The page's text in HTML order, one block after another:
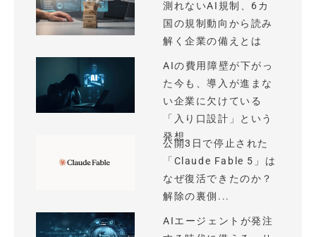
測れないAI規制、6カ
国の規制動向から読み
解く企業の備えとは
AIの費用障壁が下がっ
た今も、導入が進まな
い企業に欠けている
「入り口設計」という
発想
公開3日で停止された
「Claude Fable 5」は
なぜ復活できたのか？
解除の裏側...
AIエージェントが発注